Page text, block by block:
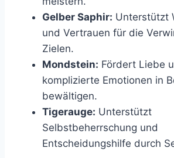
Gelber Saphir: Unterstützt
und Vertrauen für die
Zielen.
Mondstein: Fördert Liebe
komplizierte Emotionen in
bewältigen.
Tigerauge: Unterstützt
Selbstbeherrschung und
Entscheidungshilfe durch